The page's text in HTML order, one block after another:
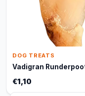
DOG TREATS
Vadigran
€1,10